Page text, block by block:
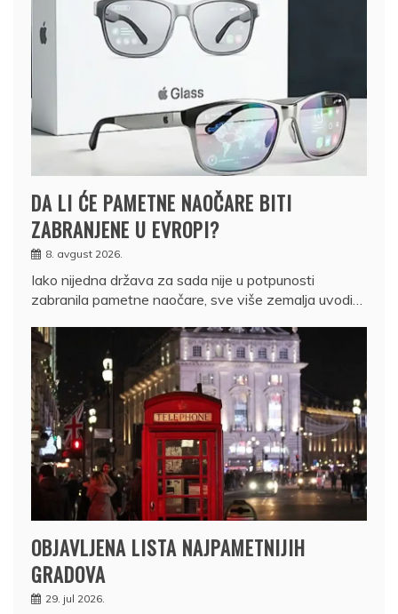
DA LI ĆE PAMETNE NAOČARE BITI
ZABRANJENE U EVROPI?
8. avgust 2026.
Iako nijedna država za sada nije u potpunosti
zabranila pametne naočare, sve više zemalja uvodi…
OBJAVLJENA LISTA NAJPAMETNIJIH
GRADOVA
29. jul 2026.